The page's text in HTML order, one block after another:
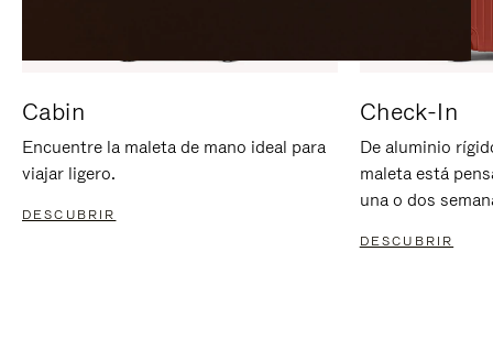
Cabin
Encuentre la maleta de mano ideal para
viajar ligero.
DESCUBRIR
Check-In
De aluminio
maleta está
una o dos
DESCUBRIR